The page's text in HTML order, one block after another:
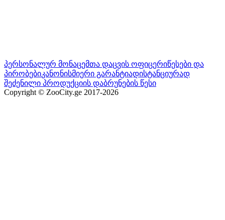
პერსონალურ მონაცემთა დაცვის ოფიცერიწესები და
პირობებიკანონისმიერი გარანტიადისტანციურად
შეძენილი პროდუქციის დაბრუნების წესი
Copyright © ZooCity.ge 2017-2026